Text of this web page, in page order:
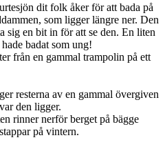
dit folk åker för att bada på
som ligger längre ner. Den
sig en bit in för att se den. En liten
badat som ung!
från en gammal trampolin på ett
resterna av en gammal övergiven
den ligger.
rinner nerför berget på bägge
på vintern.